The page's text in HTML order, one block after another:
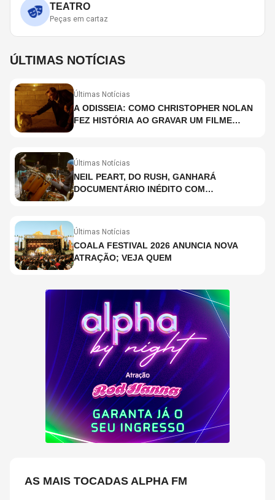
TEATRO
Peças em cartaz
ÚLTIMAS NOTÍCIAS
Últimas Notícias
A ODISSEIA: COMO CHRISTOPHER NOLAN
FEZ HISTÓRIA AO GRAVAR UM FILME
Últimas Notícias
NEIL PEART, DO RUSH, GANHARÁ
DOCUMENTÁRIO INÉDITO COM
Últimas Notícias
COALA FESTIVAL 2026 ANUNCIA NOVA
ATRAÇÃO; VEJA QUEM
AS MAIS TOCADAS ALPHA FM